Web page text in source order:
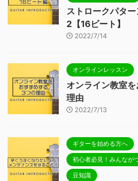
ストロークパタ
2【16ビート】
2022/7/14
オンラインレッスン
オンライン教室
理由
2022/7/13
ギターを始める方へ
初心者必見！みんなが
豆知識